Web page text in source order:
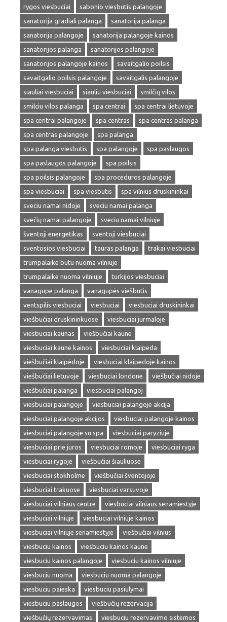
rygos viesbuciai
sabonio viesbutis palangoje
sanatorija gradiali palanga
sanatorija palanga
sanatorija palangoje
sanatorija palangoje kainos
sanatorijos palanga
sanatorijos palangoje
sanatorijos palangoje kainos
savaitgalio poilsis
savaitgalio poilsis palangoje
savaitgalis palangoje
siauliai viesbuciai
siauliu viesbuciai
smilčių vilos
smilciu vilos palanga
spa centrai
spa centrai lietuvoje
spa centrai palangoje
spa centras
spa centras palanga
spa centras palangoje
spa palanga
spa palanga viesbutis
spa palangoje
spa paslaugos
spa paslaugos palangoje
spa poilsis
spa poilsis palangoje
spa proceduros palangoje
spa viesbuciai
spa viesbutis
spa vilnius druskininkai
sveciu namai nidoje
sveciu namai palanga
svečių namai palangoje
sveciu namai vilniuje
šventoji energetikas
sventoji viesbuciai
sventosios viesbuciai
tauras palanga
trakai viesbuciai
trumpalaike butu nuoma vilniuje
trumpalaike nuoma vilniuje
turkijos viesbuciai
vanagupe palanga
vanagupės viešbutis
ventspilis viesbuciai
viesbuciai
viesbuciai druskininkai
viešbučiai druskininkuose
viesbuciai jurmaloje
viesbuciai kaunas
viešbučiai kaune
viesbuciai kaune kainos
viesbuciai klaipeda
viešbučiai klaipėdoje
viesbuciai klaipedoje kainos
viešbučiai lietuvoje
viesbuciai londone
viešbučiai nidoje
viešbučiai palanga
viesbuciai palangoj
viesbuciai palangoje
viesbuciai palangoje akcija
viesbuciai palangoje akcijos
viesbuciai palangoje kainos
viesbuciai palangoje su spa
viesbuciai paryziuje
viesbuciai prie juros
viesbuciai romoje
viesbuciai ryga
viesbuciai rygoje
viešbučiai šiauliuose
viesbuciai stokholme
viešbučiai šventojoje
viesbuciai trakuose
viesbuciai varsuvoje
viesbuciai vilniaus centre
viesbuciai vilniaus senamiestyje
viesbuciai vilniuje
viesbuciai vilniuje kainos
viesbuciai vilniuje senamiestyje
viešbučiai vilnius
viesbuciu kainos
viesbuciu kainos kaune
viesbuciu kainos palangoje
viesbuciu kainos vilniuje
viesbuciu nuoma
viesbuciu nuoma palangoje
viesbuciu paieska
viesbuciu pasiulymai
viesbuciu paslaugos
viešbučių rezervacija
viešbučių rezervavimas
viesbuciu rezervavimo sistemos